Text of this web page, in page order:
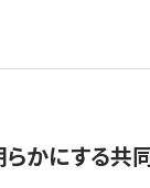
らかにする共